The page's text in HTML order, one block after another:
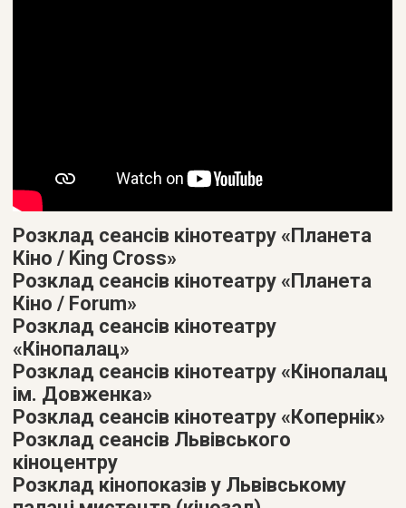
Розклад сеансів кінотеатру «Планета
Кіно / King Cross»
Розклад сеансів кінотеатру «Планета
Кіно / Forum»
Розклад сеансів кінотеатру
«Кінопалац»
Розклад сеансів кінотеатру «Кінопалац
ім. Довженка»
Розклад сеансів кінотеатру «Копернік»
Розклад сеансів Львівського
кіноцентру
Розклад кінопоказів у Львівському